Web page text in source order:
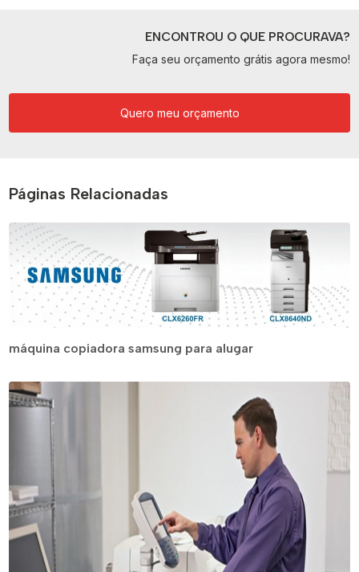
ENCONTROU O QUE PROCURAVA?
Faça seu orçamento grátis agora mesmo!
Quero meu orçamento
Páginas Relacionadas
máquina copiadora samsung para alugar